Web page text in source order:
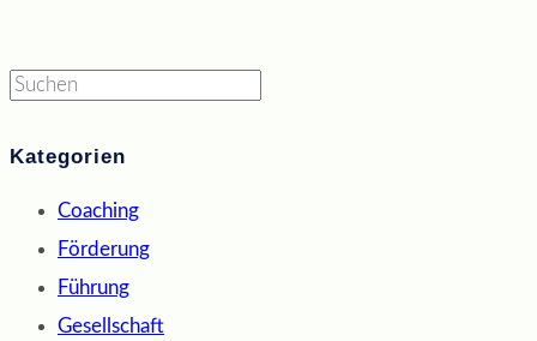
Suchen
Kategorien
Coaching
Förderung
Führung
Gesellschaft